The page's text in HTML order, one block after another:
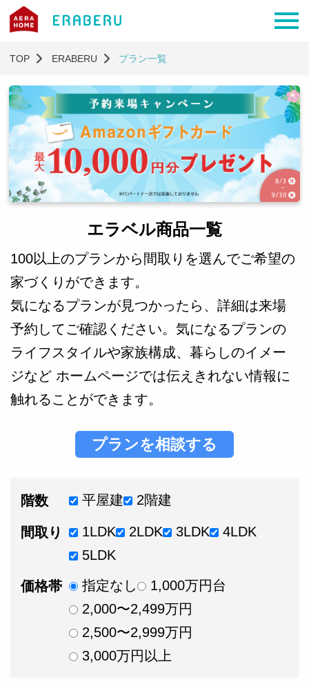
TOP ERABERU プラン一覧
エラベル商品一覧
100以上のプランから間取りを選んでご希望の
家づくりができます。
気になるプランが見つかったら、詳細は来場
予約してご確認ください。気になるプランの
ライフスタイルや家族構成、暮らしのイメー
ジなど ホームページでは伝えきれない情報に
触れることができます。
プランを相談する
階数 平屋建 2階建
間取り 1LDK 2LDK 3LDK
4LDK
5LDK
価格帯 指定なし
1,000万円台
2,000〜2,499万円
2,500〜2,999万円
3,000万円以上